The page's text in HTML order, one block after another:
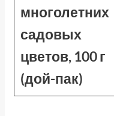
многолетних
садовых
цветов, 100 г
(дой-пак)